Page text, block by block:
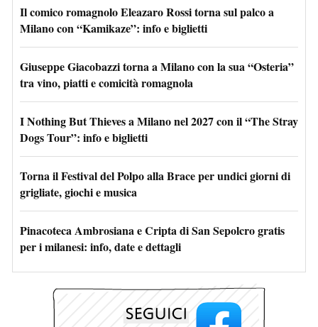
Il comico romagnolo Eleazaro Rossi torna sul palco a
Milano con “Kamikaze”: info e biglietti
Giuseppe Giacobazzi torna a Milano con la sua “Osteria”
tra vino, piatti e comicità romagnola
I Nothing But Thieves a Milano nel 2027 con il “The Stray
Dogs Tour”: info e biglietti
Torna il Festival del Polpo alla Brace per undici giorni di
grigliate, giochi e musica
Pinacoteca Ambrosiana e Cripta di San Sepolcro gratis
per i milanesi: info, date e dettagli